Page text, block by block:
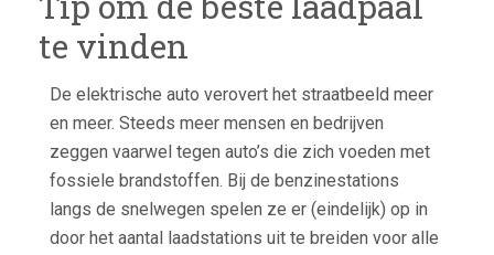
te vinden
De elektrische auto verovert het straatbeeld meer
en meer. Steeds meer mensen en bedrijven
zeggen vaarwel tegen auto’s die zich voeden met
fossiele brandstoffen. Bij de benzinestations
langs de snelwegen spelen ze er (eindelijk) op in
door het aantal laadstations uit te breiden voor alle